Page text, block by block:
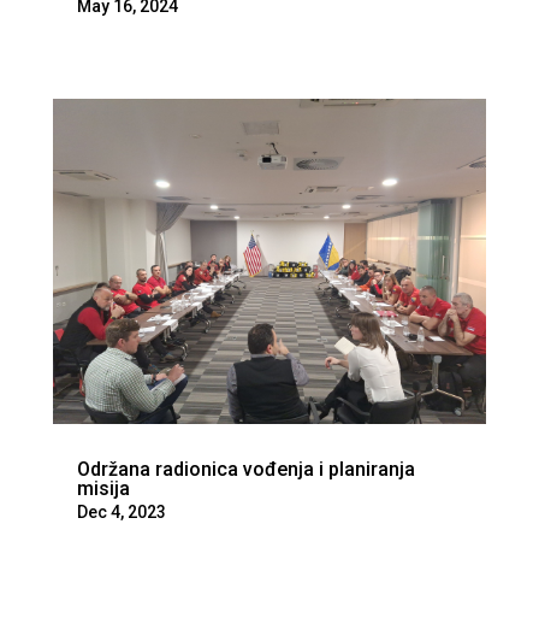
May 16, 2024
Održana radionica vođenja i planiranja
misija
Dec 4, 2023